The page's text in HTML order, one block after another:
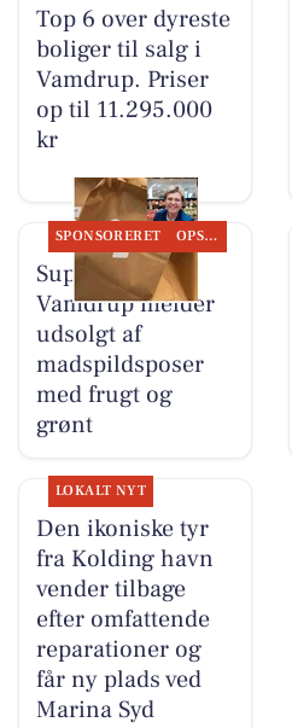
Top 6 over dyreste
boliger til salg i
Vamdrup. Priser
op til 11.295.000
kr
SPONSORERET OPSLAGSTAVLEN
SuperBrugsen
Vamdrup melder
udsolgt af
madspildsposer
med frugt og
grønt
LOKALT NYT
Den ikoniske tyr
fra Kolding havn
vender tilbage
efter omfattende
reparationer og
får ny plads ved
Marina Syd